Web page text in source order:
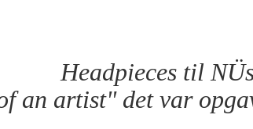
Headpieces til
an artist" det var